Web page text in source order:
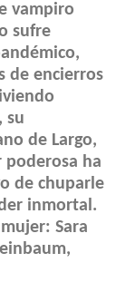
vampiro
sufre
de encierros
su
de Largo,
poderosa ha
de chuparle
inmortal.
Sara